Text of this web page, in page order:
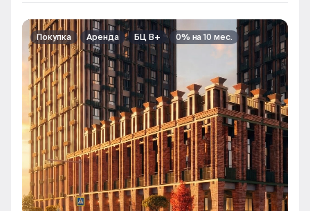
Покупка Аренда БЦ В+ 0% на 10 мес.